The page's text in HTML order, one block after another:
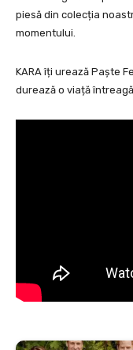
piesă din colecția
momentului.
KARA îți urează Paște
durează o viață